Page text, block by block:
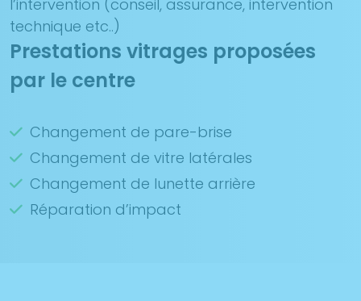
l’intervention (conseil, assurance, intervention
technique etc..)
Prestations vitrages proposées
par le centre
Changement de pare-brise
Changement de vitre latérales
Changement de lunette arrière
Réparation d’impact